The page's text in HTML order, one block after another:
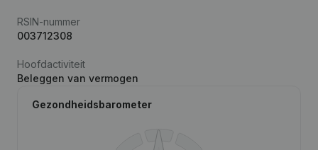
RSIN-nummer
003712308
Hoofdactiviteit
Beleggen van vermogen
Gezondheidsbarometer